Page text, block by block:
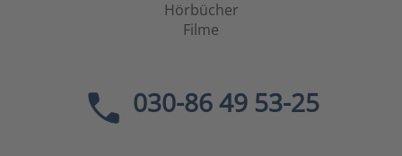
Hörbücher
Filme
030-86 49 53-25